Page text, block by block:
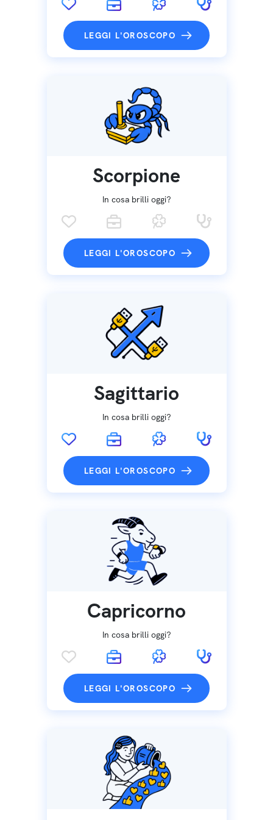
LEGGI L'OROSCOPO
Scorpione
In cosa brilli oggi?
LEGGI L'OROSCOPO
Sagittario
In cosa brilli oggi?
LEGGI L'OROSCOPO
Capricorno
In cosa brilli oggi?
LEGGI L'OROSCOPO